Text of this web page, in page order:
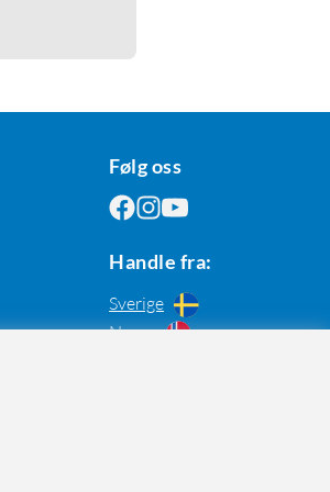
Følg oss
Handle fra:
Sverige
Norge